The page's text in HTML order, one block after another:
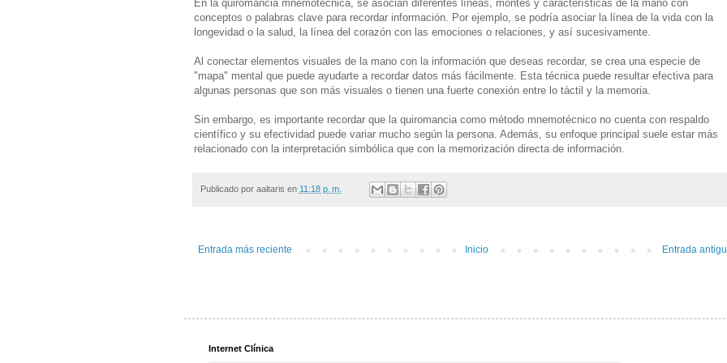
En la quiromancia mnemotécnica, se asocian diferentes líneas, montes y características de la mano con
conceptos o palabras clave para recordar información. Por ejemplo, se podría asociar la línea de la vida con la
longevidad o la salud, la línea del corazón con las emociones o relaciones, y así sucesivamente.
Al conectar elementos visuales de la mano con la información que deseas recordar, se crea una especie de
"mapa" mental que puede ayudarte a recordar datos más fácilmente. Esta técnica puede resultar efectiva para
algunas personas que son más visuales o tienen una fuerte conexión entre lo táctil y la memoria.
Sin embargo, es importante recordar que la quiromancia como método mnemotécnico no cuenta con respaldo
científico y su efectividad puede variar mucho según la persona. Además, su enfoque principal suele estar más
relacionado con la interpretación simbólica que con la memorización directa de información.
Publicado por aaltaris en 11:18 p. m.
Entrada más reciente Entrada
Inicio
Internet Clínica